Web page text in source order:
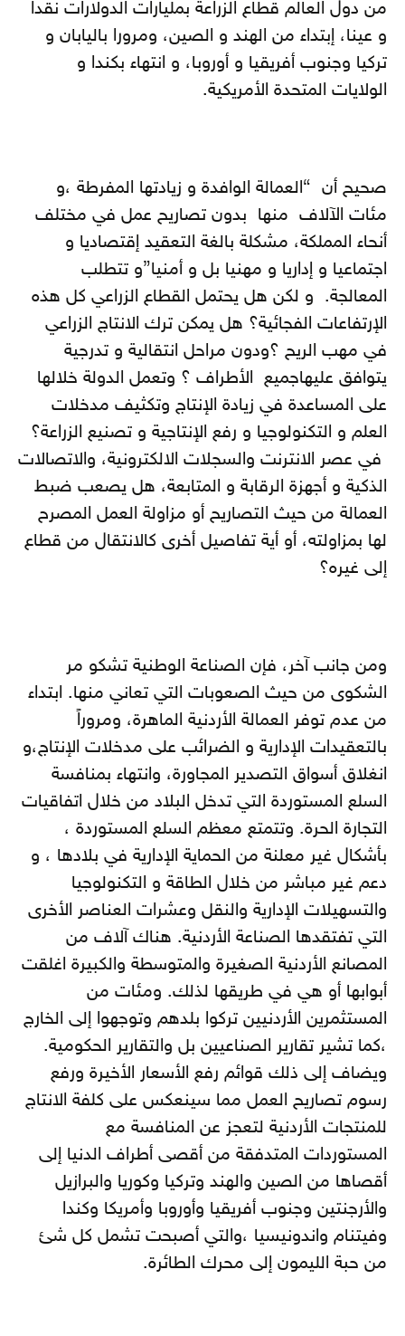
من دول العالم قطاع الزراعة بمليارات الدولارات نقدا
و عينا، إبتداء من الهند و الصين، ومرورا باليابان و
تركيا وجنوب أفريقيا و أوروبا، و انتهاء بكندا و
الولايات المتحدة الأمريكية.
صحيح أن “العمالة الوافدة و زيادتها المفرطة ،و
مئات الآلاف منها بدون تصاريح عمل في مختلف
أنحاء المملكة، مشكلة بالغة التعقيد إقتصاديا و
اجتماعيا و إداريا و مهنيا بل و أمنيا”و تتطلب
المعالجة. و لكن هل يحتمل القطاع الزراعي كل هذه
الإرتفاعات الفجائية؟ هل يمكن ترك الانتاج الزراعي
في مهب الريح ؟ودون مراحل انتقالية و تدرجية
يتوافق عليهاجميع الأطراف ؟ وتعمل الدولة خلالها
على المساعدة في زيادة الإنتاج وتكثيف مدخلات
العلم و التكنولوجيا و رفع الإنتاجية و تصنيع الزراعة؟
في عصر الانترنت والسجلات الالكترونية، والاتصالات
الذكية و أجهزة الرقابة و المتابعة، هل يصعب ضبط
العمالة من حيث التصاريح أو مزاولة العمل المصرح
لها بمزاولته، أو أية تفاصيل أخرى كالانتقال من قطاع
إلى غيره؟
ومن جانب آخر، فإن الصناعة الوطنية تشكو مر
الشكوى من حيث الصعوبات التي تعاني منها. ابتداء
من عدم توفر العمالة الأردنية الماهرة، ومروراً
بالتعقيدات الإدارية و الضرائب على مدخلات الإنتاج،و
انغلاق أسواق التصدير المجاورة، وانتهاء بمنافسة
السلع المستوردة التي تدخل البلاد من خلال اتفاقيات
التجارة الحرة. وتتمتع معظم السلع المستوردة ،
بأشكال غير معلنة من الحماية الإدارية في بلادها ، و
دعم غير مباشر من خلال الطاقة و التكنولوجيا
والتسهيلات الإدارية والنقل وعشرات العناصر الأخرى
التي تفتقدها الصناعة الأردنية. هناك آلاف من
المصانع الأردنية الصغيرة والمتوسطة والكبيرة اغلقت
أبوابها أو هي في طريقها لذلك. ومئات من
المستثمرين الأردنيين تركوا بلدهم وتوجهوا إلى الخارج
،كما تشير تقارير الصناعيين بل والتقارير الحكومية.
ويضاف إلى ذلك قوائم رفع الأسعار الأخيرة ورفع
رسوم تصاريح العمل مما سينعكس على كلفة الانتاج
للمنتجات الأردنية لتعجز عن المنافسة مع
المستوردات المتدفقة من أقصى أطراف الدنيا إلى
أقصاها من الصين والهند وتركيا وكوريا والبرازيل
والأرجنتين وجنوب أفريقيا وأوروبا وأمريكا وكندا
وفيتنام واندونيسيا ،والتي أصبحت تشمل كل شئ
من حبة الليمون إلى محرك الطائرة.